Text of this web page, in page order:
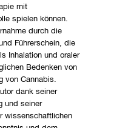
mit
spielen können.
durch die
Führerschein, die
Inhalation und oraler
Bedenken von
von Cannabis.
dank seiner
und seiner
wissenschaftlichen